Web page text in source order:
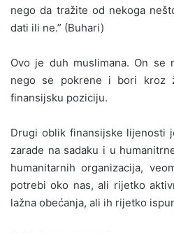
nego da tražite od nekoga
dati ili ne.” (Buhari)
Ovo je duh muslimana. On se
nego se pokrene i bori kroz
finansijsku poziciju.
Drugi oblik finansijske lijenosti
zarade na sadaku i u
humanitarnih organizacija,
potrebi oko nas, ali rijetko
lažna obećanja, ali ih rijetko